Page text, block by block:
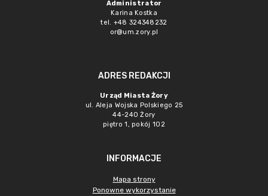
Administrator
Karina Kostka
tel. +48 324348232
or@um.zory.pl
ADRES REDAKCJI
Urząd Miasta Żory
ul. Aleja Wojska Polskiego 25
44-240 Żory
piętro 1, pokój 102
INFORMACJE
Mapa strony
Ponowne wykorzystanie